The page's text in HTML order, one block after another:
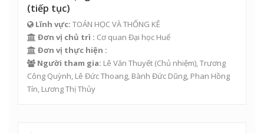
(tiếp tục)
Lĩnh vực: TOÁN HỌC VÀ THỐNG KÊ
Đơn vị chủ trì : Cơ quan Đại học Huế
Đơn vị thực hiện :
Người tham gia: Lê Văn Thuyết (Chủ nhiệm), Trương
Công Quỳnh, Lê Đức Thoang, Bành Đức Dũng, Phan Hồng
Tín, Lương Thị Thủy